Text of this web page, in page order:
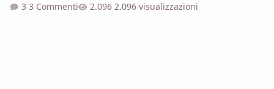
3 Commenti
2.096 visualizzazioni